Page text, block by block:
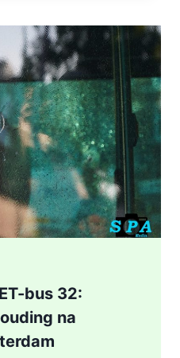
bus 32:
na